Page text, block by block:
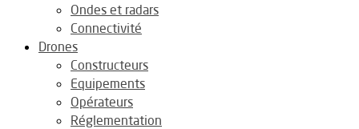
Ondes et radars
Connectivité
Drones
Constructeurs
Equipements
Opérateurs
Réglementation